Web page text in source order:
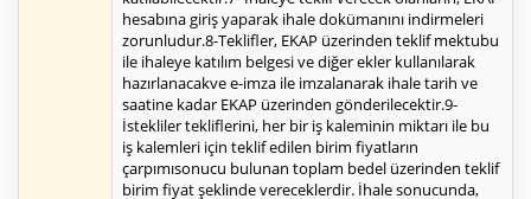
hesabına giriş yaparak ihale dokümanını indirmeleri
zorunludur.8-Teklifler, EKAP üzerinden teklif mektubu
ile ihaleye katılım belgesi ve diğer ekler kullanılarak
hazırlanacakve e-imza ile imzalanarak ihale tarih ve
saatine kadar EKAP üzerinden gönderilecektir.9-
İstekliler tekliflerini, her bir iş kaleminin miktarı ile bu
iş kalemleri için teklif edilen birim fiyatların
çarpımısonucu bulunan toplam bedel üzerinden teklif
birim fiyat şeklinde vereceklerdir. İhale sonucunda,